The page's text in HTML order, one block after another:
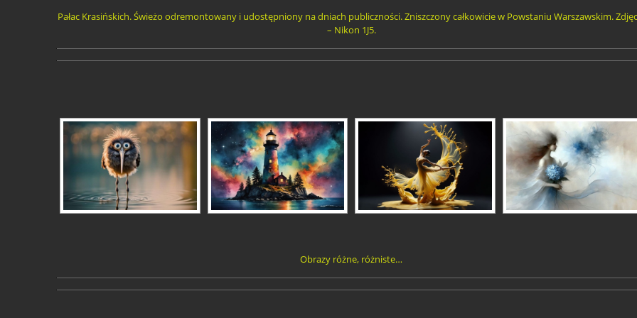
Pałac Krasińskich. Świeżo odremontowany i udostępniony na dniach publiczności. Zniszczony całkowicie w Powstaniu Warszawskim.
– Nikon 1J5.
Obrazy różne, różniste…